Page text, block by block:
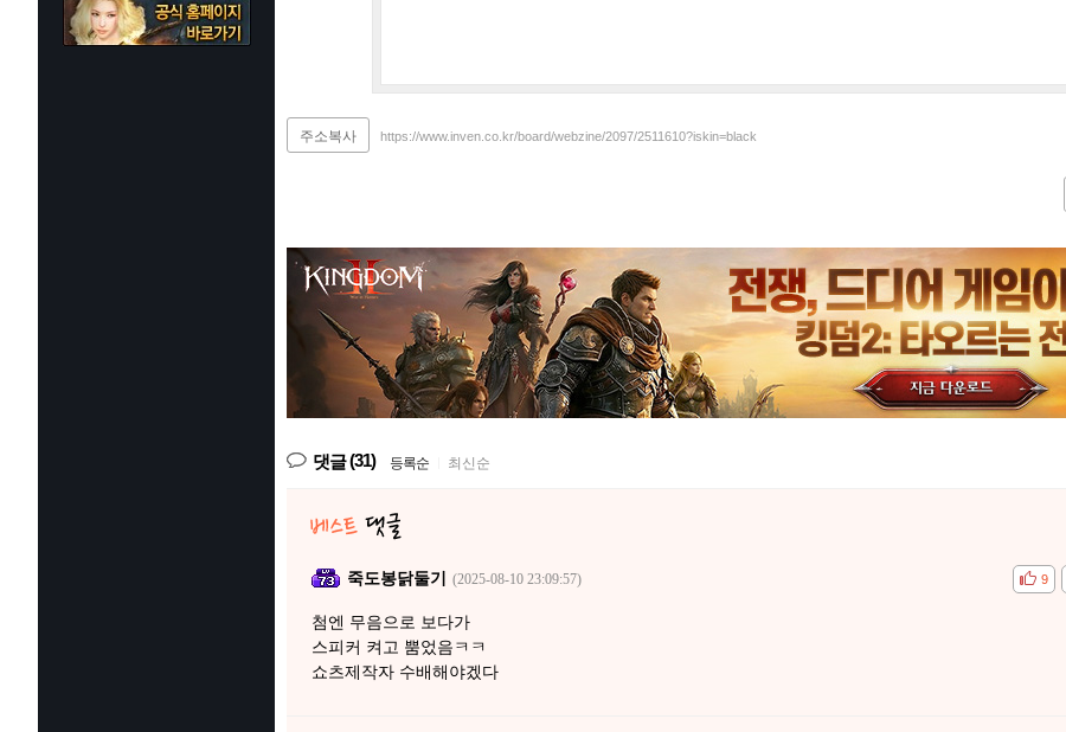
주소복사 https://www.inven.co.kr/board/webzine/2097/2511610?iskin=black
댓글(31) 등록순 최신순
죽도봉닭둘기 (2025-08-10 23:09:57) 비공감
9
첨엔 무음으로 보다가
스피커 켜고 뿜었음ㅋㅋ
쇼츠제작자 수배해야겠다